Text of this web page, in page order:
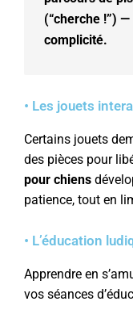
(“cherche !”)
complicité.
• Les jouets
Certains jouets
des pièces pour
pour chiens
patience, tout en
• L’éducation
Apprendre en
vos séances